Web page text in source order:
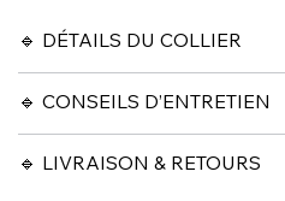
🔹 DÉTAILS DU COLLIER
🔹 CONSEILS D’ENTRETIEN
🔹 LIVRAISON & RETOURS